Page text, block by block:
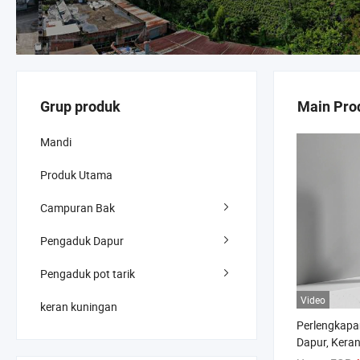
Main
Video
Dapur,
Grup produk
Mandi
Produk Utama
Campuran Bak
Pengaduk Dapur
Pengaduk pot tarik
keran kuningan